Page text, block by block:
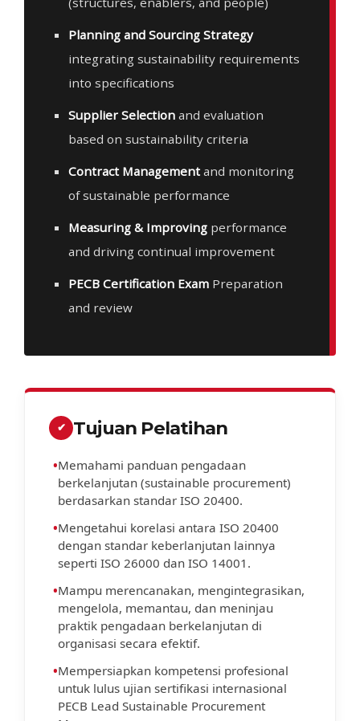
Planning and Sourcing Strategy
integrating sustainability requirements
into specifications
Supplier Selection and evaluation
based on sustainability criteria
Contract Management and monitoring
of sustainable performance
Measuring & Improving performance
and driving continual improvement
PECB Certification Exam Preparation
and review
✔ Tujuan Pelatihan
•Memahami panduan pengadaan
berkelanjutan (sustainable procurement)
berdasarkan standar ISO 20400.
•Mengetahui korelasi antara ISO 20400
dengan standar keberlanjutan lainnya
seperti ISO 26000 dan ISO 14001.
•Mampu merencanakan, mengintegrasikan,
mengelola, memantau, dan meninjau
praktik pengadaan berkelanjutan di
organisasi secara efektif.
•Mempersiapkan kompetensi profesional
untuk lulus ujian sertifikasi internasional
PECB Lead Sustainable Procurement